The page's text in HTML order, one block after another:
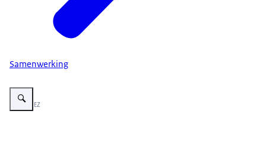
Samenwerking
Vergroot afbeelding Visuele ondersteuning bij Bescherm je
Beeld: © EZ